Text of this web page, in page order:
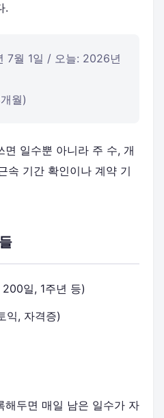
.
7월 1일 / 오늘: 2026년
월)
면 일수뿐 아니라 주 수, 개
속 기간 확인이나 계약 기
일, 1주년 등)
익, 자격증)
해두면 매일 남은 일수가 자